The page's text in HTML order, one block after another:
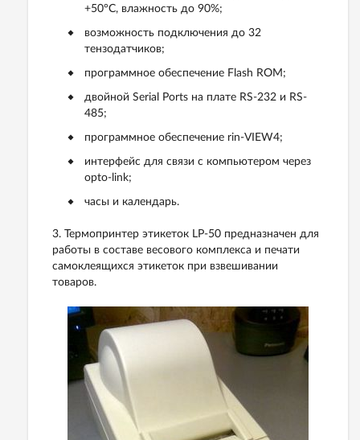
+50°C, влажность до 90%;
возможность подключения до 32
тензодатчиков;
программное обеспечение Flash ROM;
двойной Serial Ports на плате RS-232 и RS-
485;
программное обеспечение rin-VIEW4;
интерфейс для связи с компьютером через
opto-link;
часы и календарь.
3. Термопринтер этикеток LP-50 предназначен для
работы в составе весового комплекса и печати
самоклеящихся этикеток при взвешивании
товаров.